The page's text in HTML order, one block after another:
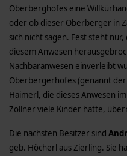
Oberberghofes eine
oder ob dieser Oberberger in
sich nicht sagen. Fest steht
diesem Anwesen
Nachbaranwesen einverleibt
Oberbergerhofes (genannt
Haimerl, die dieses Anwesen
Zollner viele Kinder hatte,
Die nächsten Besitzer sind
geb. Höcherl aus Zierling. Sie